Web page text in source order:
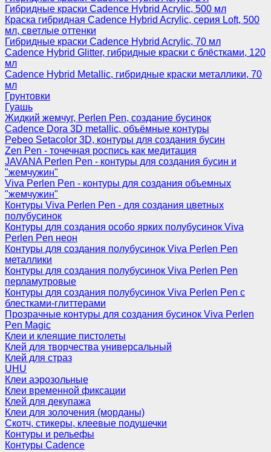
Гибридные краски Cadence Hybrid Acrylic, 500 мл
Краска гибридная Cadence Hybrid Acrylic, серия Loft, 500
мл, светлые оттенки
Гибридные краски Cadence Hybrid Acrylic, 70 мл
Cadence Hybrid Glitter, гибридные краски с блёстками, 120
мл
Cadence Hybrid Metallic, гибридные краски металлики, 70
мл
Грунтовки
Гуашь
Жидкий жемчуг, Perlen Pen, создание бусинок
Cadence Dora 3D metallic, объёмные контуры
Pebeo Setacolor 3D, контуры для создания бусин
Zen Pen - точечная роспись как медитация
JAVANA Perlen Pen - контуры для создания бусин и
"жемчужин"
Viva Perlen Pen - контуры для создания объемных
"жемчужин"
Контуры Viva Perlen Pen - для создания цветных
полубусинок
Контуры для создания особо ярких полубусинок Viva
Perlen Pen неон
Контуры для создания полубусинок Viva Perlen Pen
металлики
Контуры для создания полубусинок Viva Perlen Pen
перламутровые
Контуры для создания полубусинок Viva Perlen Pen с
блестками-глиттерами
Прозрачные контуры для создания бусинок Viva Perlen
Pen Magic
Клеи и клеящие пистолеты
Клей для творчества универсальный
Клей для страз
UHU
Клеи аэрозольные
Клеи временной фиксации
Клей для декупажа
Клеи для золочения (морданы)
Скотч, стикеры, клеевые подушечки
Контуры и рельефы
Контуры Cadence